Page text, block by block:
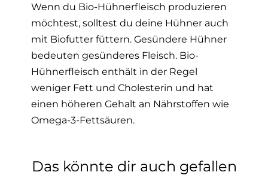
Wenn du Bio-Hühnerfleisch produzieren
möchtest, solltest du deine Hühner auch
mit Biofutter füttern. Gesündere Hühner
bedeuten gesünderes Fleisch. Bio-
Hühnerfleisch enthält in der Regel
weniger Fett und Cholesterin und hat
einen höheren Gehalt an Nährstoffen wie
Omega-3-Fettsäuren.
Das könnte dir auch gefallen